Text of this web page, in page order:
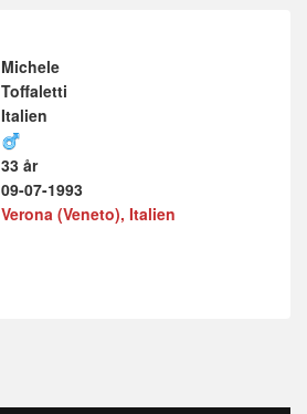
Michele
Toffaletti
Italien
33 år
09-07-1993
Verona (Veneto), Italien